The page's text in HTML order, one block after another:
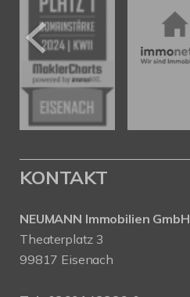
KONTAKT
NEUMANN Immobilien GmbH
Theaterplatz 3
99817 Eisenach